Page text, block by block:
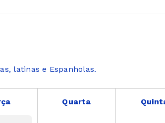
latinas e Espanholas.
Quarta